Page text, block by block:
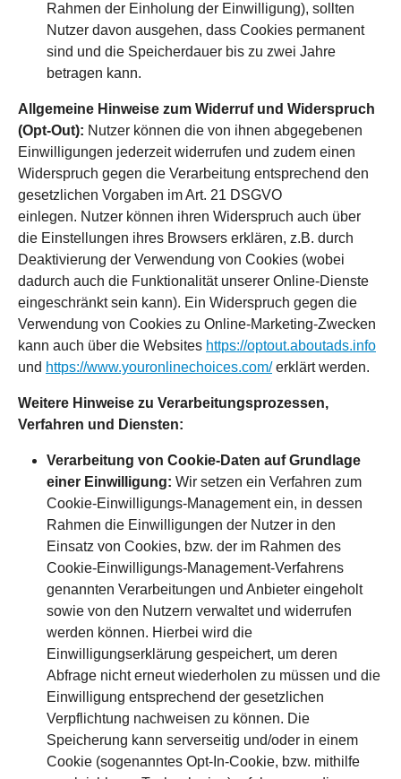
Rahmen der Einholung der Einwilligung), sollten
Nutzer davon ausgehen, dass Cookies permanent
sind und die Speicherdauer bis zu zwei Jahre
betragen kann.
Allgemeine Hinweise zum Widerruf und Widerspruch
(Opt-Out): Nutzer können die von ihnen abgegebenen
Einwilligungen jederzeit widerrufen und zudem einen
Widerspruch gegen die Verarbeitung entsprechend den
gesetzlichen Vorgaben im Art. 21 DSGVO
einlegen. Nutzer können ihren Widerspruch auch über
die Einstellungen ihres Browsers erklären, z.B. durch
Deaktivierung der Verwendung von Cookies (wobei
dadurch auch die Funktionalität unserer Online-Dienste
eingeschränkt sein kann). Ein Widerspruch gegen die
Verwendung von Cookies zu Online-Marketing-Zwecken
kann auch über die Websites https://optout.aboutads.info
und https://www.youronlinechoices.com/erklärt werden.
Weitere Hinweise zu Verarbeitungsprozessen,
Verfahren und Diensten:
Verarbeitung von Cookie-Daten auf Grundlage
einer Einwilligung: Wir setzen ein Verfahren zum
Cookie-Einwilligungs-Management ein, in dessen
Rahmen die Einwilligungen der Nutzer in den
Einsatz von Cookies, bzw. der im Rahmen des
Cookie-Einwilligungs-Management-Verfahrens
genannten Verarbeitungen und Anbieter eingeholt
sowie von den Nutzern verwaltet und widerrufen
werden können. Hierbei wird die
Einwilligungserklärung gespeichert, um deren
Abfrage nicht erneut wiederholen zu müssen und die
Einwilligung entsprechend der gesetzlichen
Verpflichtung nachweisen zu können. Die
Speicherung kann serverseitig und/oder in einem
Cookie (sogenanntes Opt-In-Cookie, bzw. mithilfe